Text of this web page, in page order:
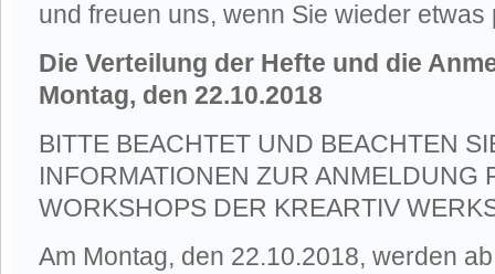
und freuen uns, wenn Sie wieder
Die Verteilung der Hefte und die
Montag, den 22.10.2018
BITTE BEACHTET UND BEACHTEN
INFORMATIONEN ZUR ANMELDUNG
WORKSHOPS DER KREARTIV
Am Montag, den 22.10.2018, werden